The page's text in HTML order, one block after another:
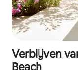
Verblijven
Beach